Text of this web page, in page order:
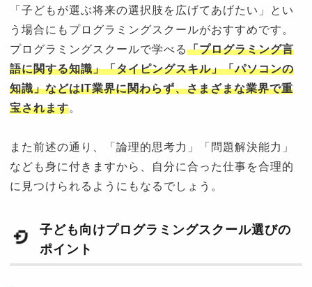
「子どもが選ぶ将来の選択肢を広げてあげたい」とい
う場合にもプログラミングスクールがおすすめです。
プログラミングスクールで学べる「プログラミング言
語に関する知識」「タイピングスキル」「パソコンの
知識」などはIT業界に関わらず、さまざまな業界で重
宝されます。
また前述の通り、「論理的思考力」「問題解決能力」
なども身に付きますから、自分に合った仕事を合理的
に見つけられるようにもなるでしょう。
子ども向けプログラミングスクール選びの
ポイント